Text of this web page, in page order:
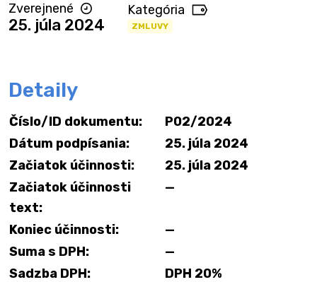
Zverejnené
25. júla 2024
Kategória
ZMLUVY
Detaily
Číslo/ID dokumentu:
P02/2024
Dátum podpísania:
25. júla 2024
Začiatok účinnosti:
25. júla 2024
Začiatok účinnosti
text:
—
Koniec účinnosti:
—
Suma s DPH:
—
Sadzba DPH:
DPH 20%